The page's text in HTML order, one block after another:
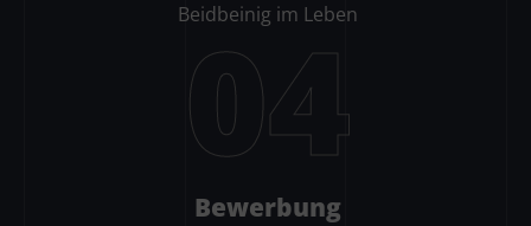
Beidbeinig im Leben
04
Bewerbung